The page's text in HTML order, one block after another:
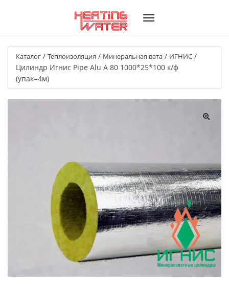
Каталог / Теплоизоляция / Минеральная вата / ИГНИС /
Цилиндр Игнис Pipe Alu A 80 1000*25*100 к/ф
(упак=4м)